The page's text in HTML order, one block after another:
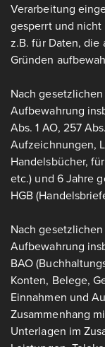
Verarbeitung
gesperrt und
z.B. für Daten, die
Gründen
Nach
Aufbewahrung
Abs. 1 AO, 257
Aufzeichnungen,
Handelsbücher,
etc.) und 6 Jahre
HGB
Nach
Aufbewahrung
BAO
Konten, Belege,
Einnahmen und
Zusammenhang
Unterlagen im